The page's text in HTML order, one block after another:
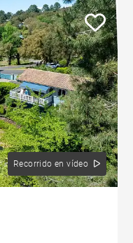
Recorrido en vídeo